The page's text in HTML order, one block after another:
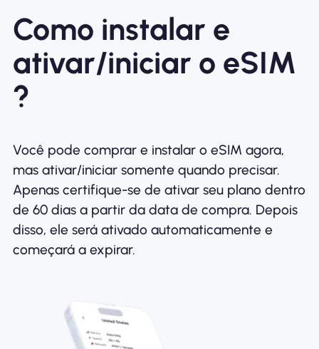
Como instalar e
ativar/iniciar o eSIM
?
Você pode comprar e instalar o eSIM agora,
mas ativar/iniciar somente quando precisar.
Apenas certifique-se de ativar seu plano dentro
de 60 dias a partir da data de compra. Depois
disso, ele será ativado automaticamente e
começará a expirar.